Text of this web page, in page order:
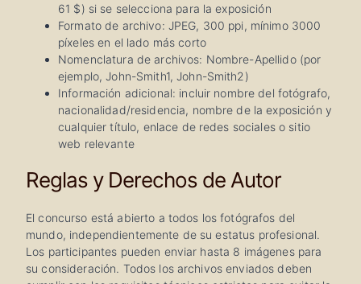
61 $) si se selecciona para la exposición
Formato de archivo: JPEG, 300 ppi, mínimo 3000
píxeles en el lado más corto
Nomenclatura de archivos: Nombre-Apellido (por
ejemplo, John-Smith1, John-Smith2)
Información adicional: incluir nombre del fotógrafo,
nacionalidad/residencia, nombre de la exposición y
cualquier título, enlace de redes sociales o sitio
web relevante
Reglas y Derechos de Autor
El concurso está abierto a todos los fotógrafos del
mundo, independientemente de su estatus profesional.
Los participantes pueden enviar hasta 8 imágenes para
su consideración. Todos los archivos enviados deben